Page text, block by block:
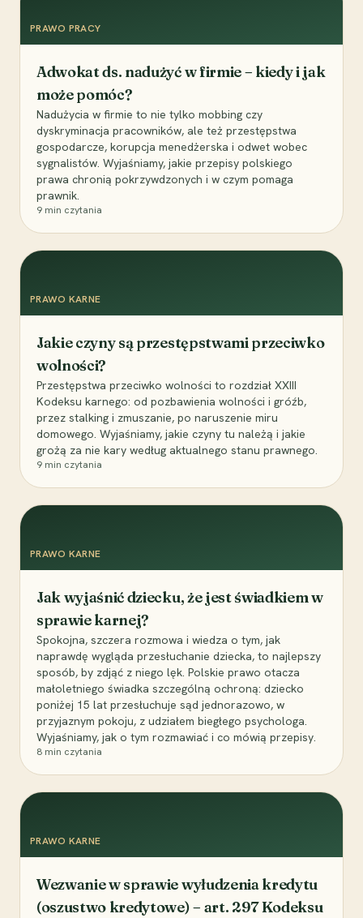
PRAWO PRACY
Adwokat ds. nadużyć w firmie – kiedy i jak
może pomóc?
Nadużycia w firmie to nie tylko mobbing czy
dyskryminacja pracowników, ale też przestępstwa
gospodarcze, korupcja menedżerska i odwet wobec
sygnalistów. Wyjaśniamy, jakie przepisy polskiego
prawa chronią pokrzywdzonych i w czym pomaga
prawnik.
9 min czytania
PRAWO KARNE
Jakie czyny są przestępstwami przeciwko
wolności?
Przestępstwa przeciwko wolności to rozdział XXIII
Kodeksu karnego: od pozbawienia wolności i gróźb,
przez stalking i zmuszanie, po naruszenie miru
domowego. Wyjaśniamy, jakie czyny tu należą i jakie
grożą za nie kary według aktualnego stanu prawnego.
9 min czytania
PRAWO KARNE
Jak wyjaśnić dziecku, że jest świadkiem w
sprawie karnej?
Spokojna, szczera rozmowa i wiedza o tym, jak
naprawdę wygląda przesłuchanie dziecka, to najlepszy
sposób, by zdjąć z niego lęk. Polskie prawo otacza
małoletniego świadka szczególną ochroną: dziecko
poniżej 15 lat przesłuchuje sąd jednorazowo, w
przyjaznym pokoju, z udziałem biegłego psychologa.
Wyjaśniamy, jak o tym rozmawiać i co mówią przepisy.
8 min czytania
PRAWO KARNE
Wezwanie w sprawie wyłudzenia kredytu
(oszustwo kredytowe) – art. 297 Kodeksu